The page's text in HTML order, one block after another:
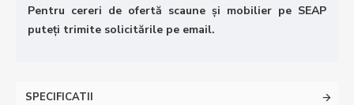
Pentru cereri de ofertă scaune și mobilier pe SEAP
puteți trimite solicitările pe email.
SPECIFICATII